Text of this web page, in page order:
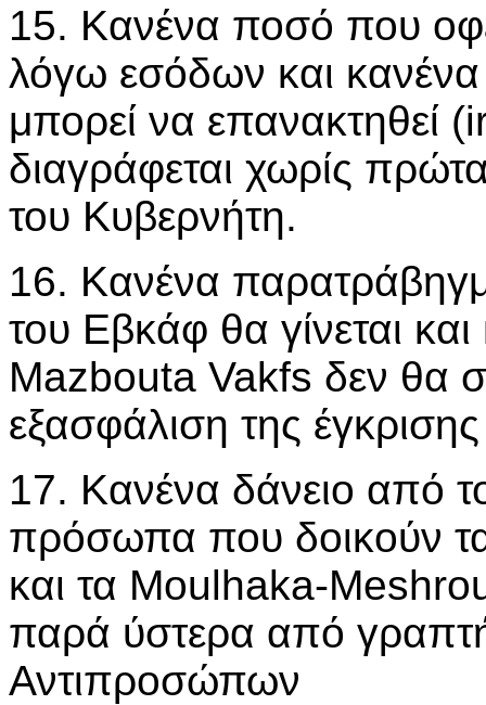
15. Κανένα ποσό που
λόγω εσόδων και
μπορεί να επανακτηθεί
διαγράφεται χωρίς
του Κυβερνήτη.
16. Κανένα
του Εβκάφ θα γίνεται
Mazbouta Vakfs δεν θα
εξασφάλιση της
17. Κανένα δάνειο από
πρόσωπα που δοικούν
και τα Moulhaka-
παρά ύστερα από
Αντιπροσώπων